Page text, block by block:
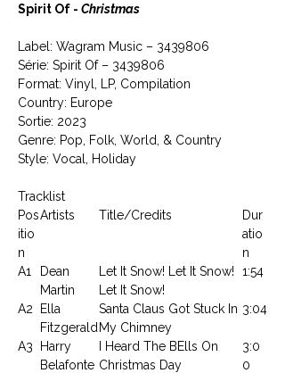
Spirit Of - Christmas
Label: Wagram Music ‎– 3439806
Série: Spirit Of – 3439806
Format: Vinyl, LP, Compilation
Country: Europe
Sortie: 2023
Genre: Pop, Folk, World, & Country
Style: Vocal, Holiday
Tracklist
Pos
itio
n
Artists Title/Credits
Dur
atio
n
A1
Dean
Martin
Let It Snow! Let It Snow!
Let It Snow!
1:54
A2
Ella
Fitzgerald
Santa Claus Got Stuck In
My Chimney
3:04
A3
Harry
Belafonte
I Heard The BElls On
Christmas Day
3:0
0